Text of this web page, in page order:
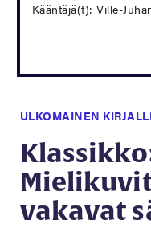
Kääntäjä(t): Ville-
ULKOMAINEN
vakavat